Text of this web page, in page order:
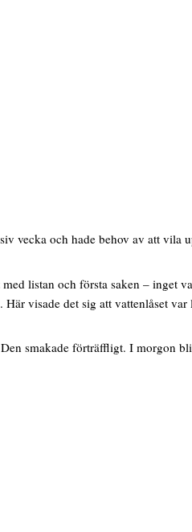
vecka och hade behov av att vila
listan och första saken – inget
visade det sig att vattenlåset
smakade förträffligt. I morgon